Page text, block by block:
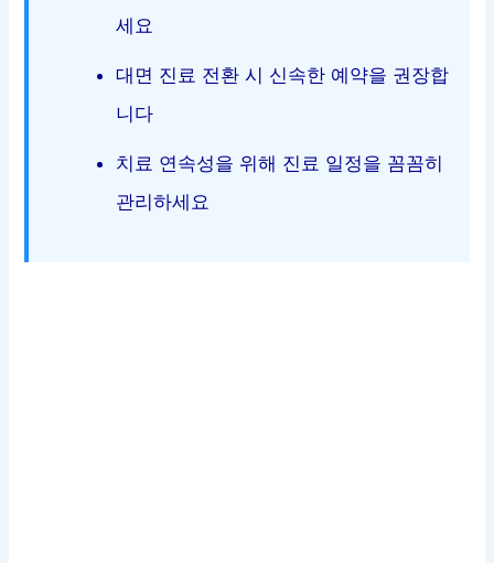
세요
대면 진료 전환 시 신속한 예약을 권장합
니다
치료 연속성을 위해 진료 일정을 꼼꼼히
관리하세요